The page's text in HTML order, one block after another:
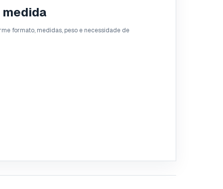
formato, medidas, peso e necessidade de